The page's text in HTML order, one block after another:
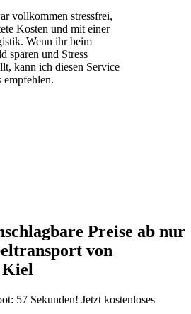
vollkommen stressfrei,
Kosten und mit einer
Wenn ihr beim
sparen und Stress
kann ich diesen Service
empfehlen.
Preise ab nur
von
Kiel
57 Sekunden! Jetzt kostenloses